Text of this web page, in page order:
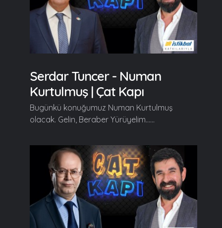
Serdar Tuncer - Numan
Kurtulmuş | Çat Kapı
Bugünkü konuğumuz Numan Kurtulmuş
olacak. Gelin, Beraber Yürüyelim......